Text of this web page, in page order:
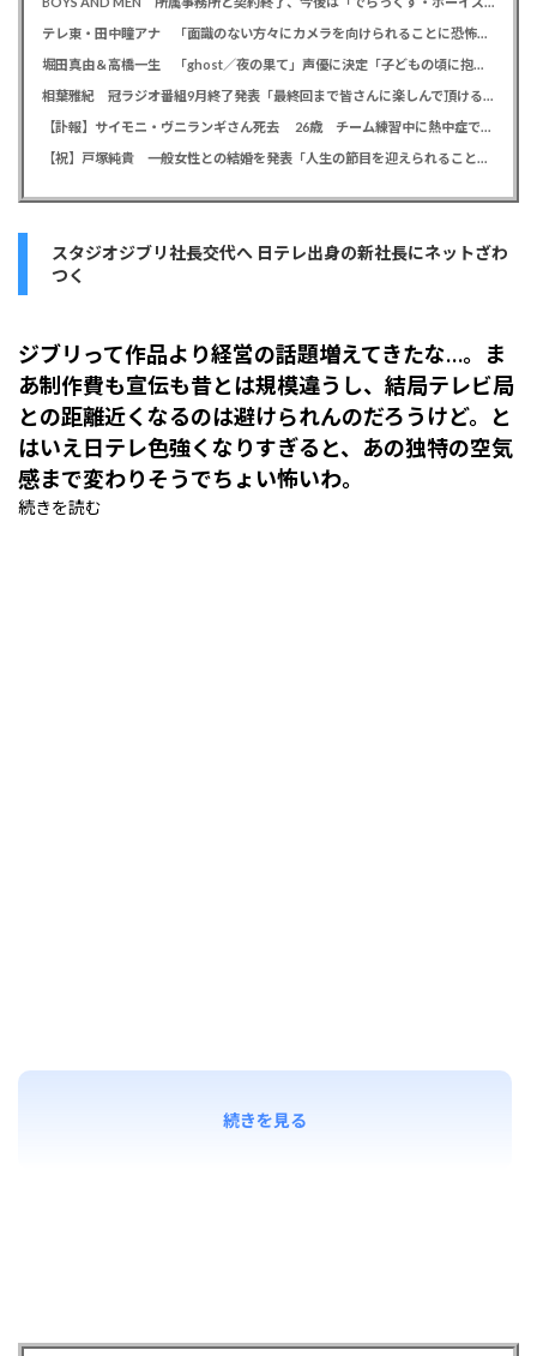
テレ東・田中瞳アナ 「面識のない方々にカメラを向けられることに恐怖を」 ロケ撮影時に勝手に撮影してくる人に注意喚起
堀田真由＆高橋一生 「ghost／夜の果て」声優に決定「子どもの頃に抱いていた言葉にはできない沢山の感情を思い出しました」
相葉雅紀 冠ラジオ番組9月終了発表「最終回まで皆さんに楽しんで頂ける番組を」、ファンからは悲しみの声
【訃報】サイモニ・ヴニランギさん死去 26歳 チーム練習中に熱中症で搬送 ラグビー・九州電力キューデンヴォルテクス選手
【祝】戸塚純貴 一般女性との結婚を発表「人生の節目を迎えられること、心より感謝しております」
スタジオジブリ社長交代へ 日テレ出身の新社長にネットざわ
つく
ジブリって作品より経営の話題増えてきたな…。ま
あ制作費も宣伝も昔とは規模違うし、結局テレビ局
との距離近くなるのは避けられんのだろうけど。と
はいえ日テレ色強くなりすぎると、あの独特の空気
感まで変わりそうでちょい怖いわ。
続きを読む
続きを見る